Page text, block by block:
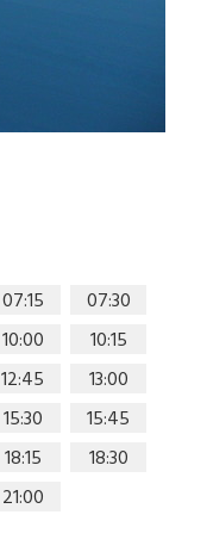
07:15
07:30
10:00
10:15
12:45
13:00
15:30
15:45
18:15
18:30
21:00